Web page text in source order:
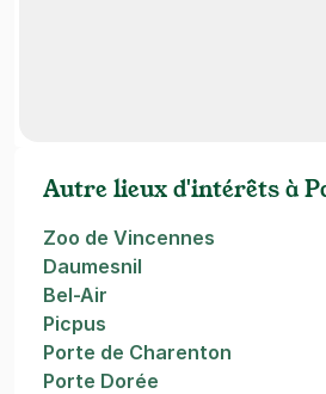
Autre lieux d'intérêts à
Zoo de Vincennes
Daumesnil
Bel-Air
Picpus
Porte de Charenton
Porte Dorée